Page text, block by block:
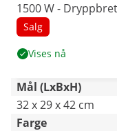
1500 W -
Salg
Vises nå
Mål (LxBxH)
32 x 29 x 42 cm
Farge